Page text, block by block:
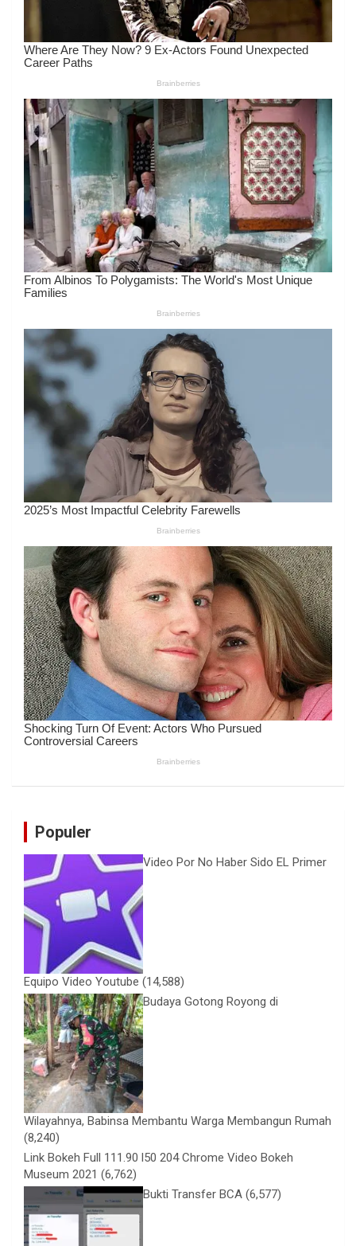
Populer
Video Por No Haber Sido EL Primer
Equipo Video Youtube (14,588)
Budaya Gotong Royong di
Wilayahnya, Babinsa Membantu Warga Membangun Rumah
(8,240)
Link Bokeh Full 111.90 l50 204 Chrome Video Bokeh
Museum 2021 (6,762)
Bukti Transfer BCA (6,577)